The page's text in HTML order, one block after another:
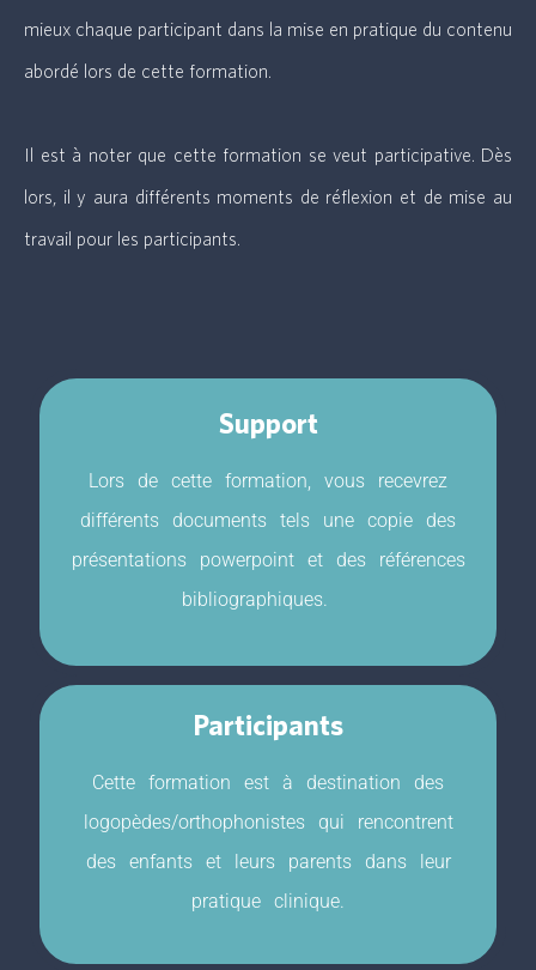
mieux chaque participant dans la mise en pratique du contenu
abordé lors de cette formation.
Il est à noter que cette formation se veut participative. Dès
lors, il y aura différents moments de réflexion et de mise au
travail pour les participants.
Support
Lors de cette formation, vous recevrez
différents documents tels une copie des
présentations powerpoint et des références
bibliographiques.
Participants
Cette formation est à destination des
logopèdes/orthophonistes qui rencontrent
des enfants et leurs parents dans leur
pratique clinique.